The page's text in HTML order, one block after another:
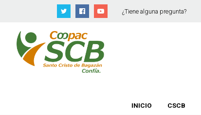
¿Tiene alguna pregunta?
INICIO CSCB